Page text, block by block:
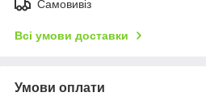
Самовивіз
Всі умови доставки
Умови оплати